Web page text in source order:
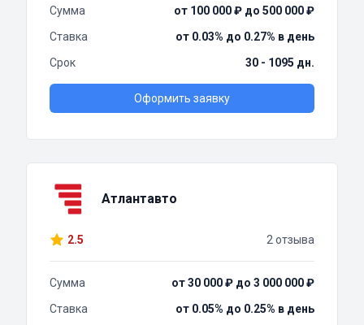
Сумма
от 100 000 ₽ до 500 000 ₽
Ставка
от 0.03% до 0.27% в день
Срок
30 - 1095 дн.
Оформить заявку
Атлантавто
2.5 2 отзыва
Сумма
от 30 000 ₽ до 3 000 000 ₽
Ставка
от 0.05% до 0.25% в день